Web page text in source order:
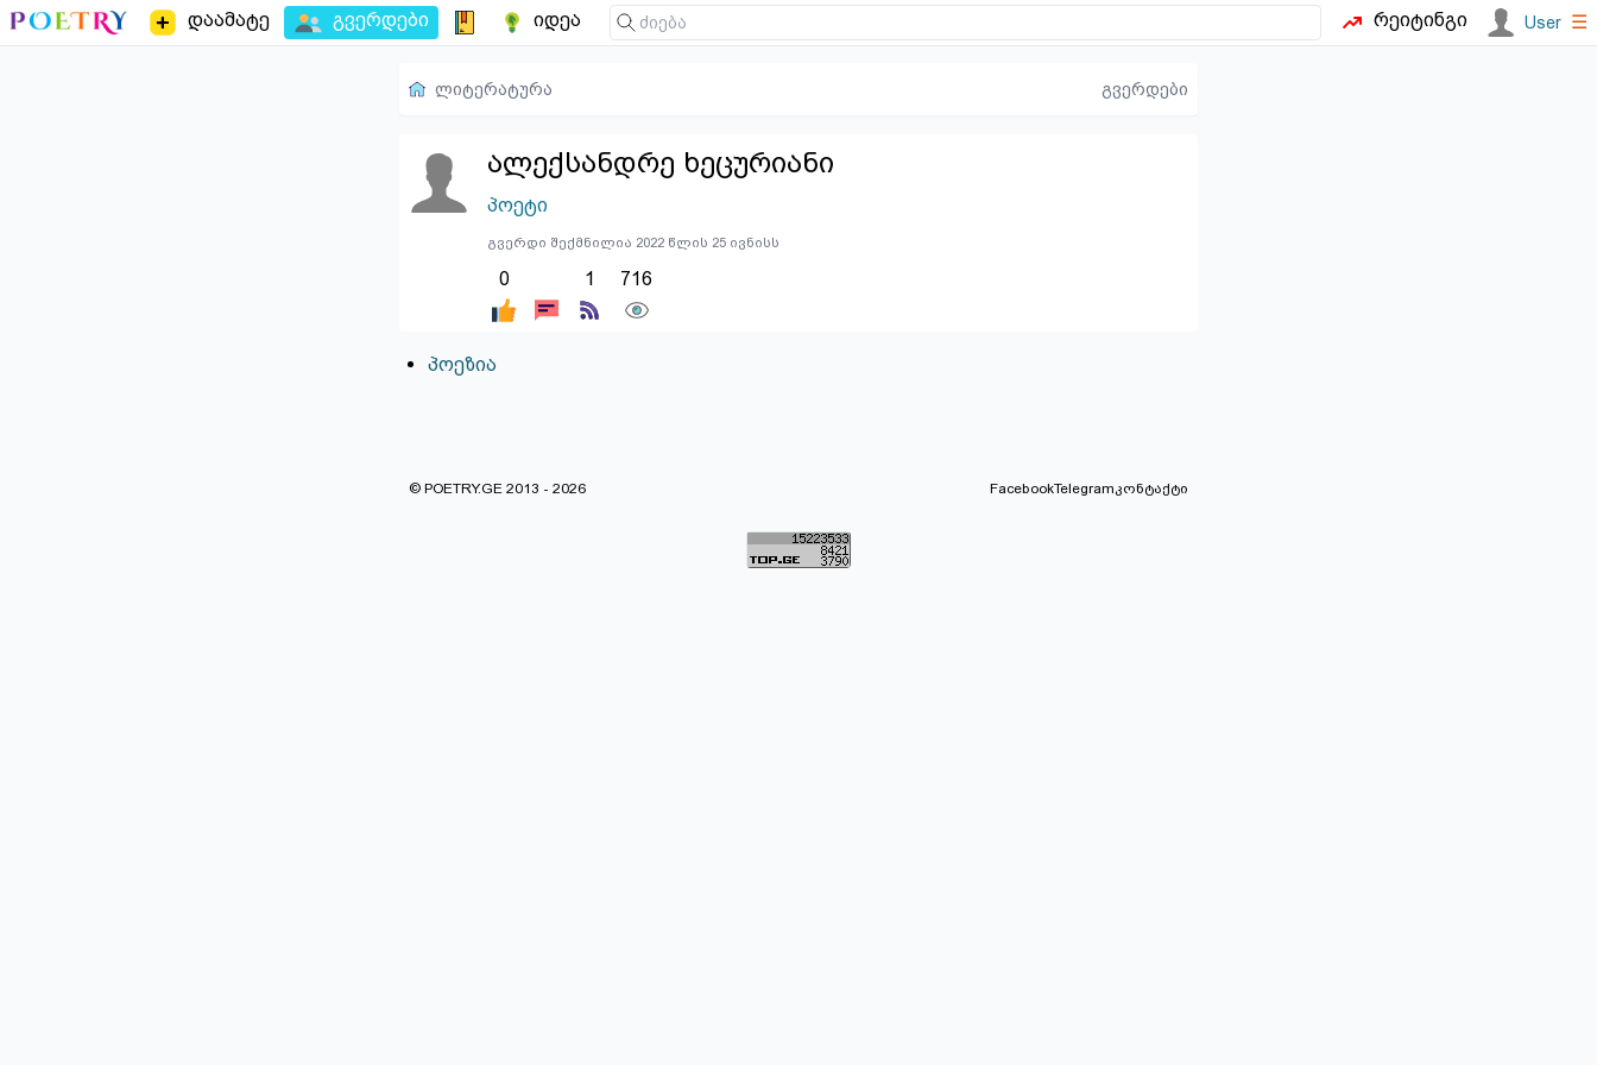
დაამატე გვერდები იდეა რეიტინგი User ☰
ლიტერატურა გვერდები
ალექსანდრე ხეცურიანი
პოეტი
გვერდი შექმნილია 2022 წლის 25 ივნისს
0 1 716
პოეზია
© POETRY.GE 2013 - 2026 FacebookTelegramკონტაქტი